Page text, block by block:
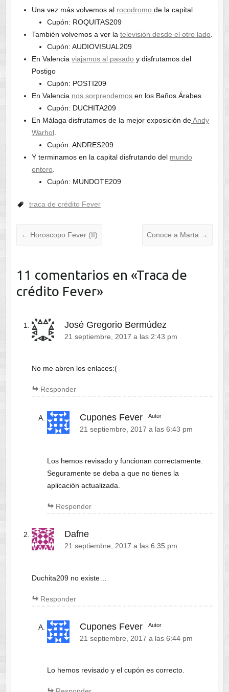
Una vez más volvemos al rocodromo de la capital.
Cupón: ROQUITAS209
También volvemos a ver la televisión desde el otro lado
Cupón: AUDIOVISUAL209
En Valencia viajamos al pasado y disfrutamos del
Postigo
Cupón: POSTI209
En Valencia nos sorprendemos en los Baños Árabes
Cupón: DUCHITA209
En Málaga disfrutamos de la mejor exposición deAndy
Warhol.
Cupón: ANDRES209
Y terminamos en la capital disfrutando del mundo
entero
Cupón: MUNDOTE209
traca de crédito Fever
← Horoscopo Fever (II) Conoce a Marta →
11 comentarios en «Traca de
crédito Fever»
José Gregorio Bermúdez
21 septiembre, 2017 a las 2:43 pm
No me abren los enlaces:(
Responder
Cupones Fever Autor
21 septiembre, 2017 a las 6:43 pm
Los hemos revisado y funcionan correctamente.
Seguramente se deba a que no tienes la
aplicación actualizada.
Responder
Dafne
21 septiembre, 2017 a las 6:35 pm
Duchita209 no existe…
Responder
Cupones Fever Autor
21 septiembre, 2017 a las 6:44 pm
Lo hemos revisado y el cupón es correcto.